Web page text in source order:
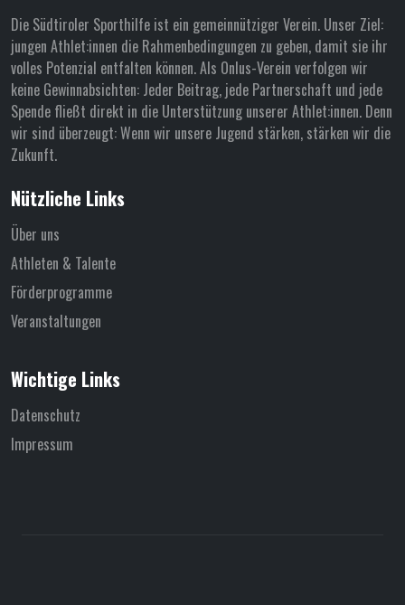
Die Südtiroler Sporthilfe ist ein gemeinnütziger Verein. Unser Ziel:
jungen Athlet:innen die Rahmenbedingungen zu geben, damit sie ihr
volles Potenzial entfalten können. Als Onlus-Verein verfolgen wir
keine Gewinnabsichten: Jeder Beitrag, jede Partnerschaft und jede
Spende fließt direkt in die Unterstützung unserer Athlet:innen. Denn
wir sind überzeugt: Wenn wir unsere Jugend stärken, stärken wir die
Zukunft.
Nützliche Links
Über uns
Athleten & Talente
Förderprogramme
Veranstaltungen
Wichtige Links
Datenschutz
Impressum